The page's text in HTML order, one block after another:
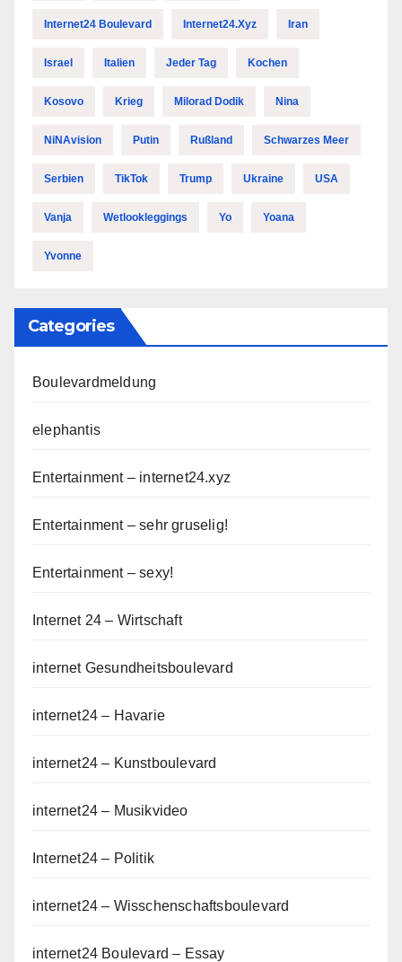
Internet24 Boulevard Internet24.xyz Iran
Israel Italien Jeder Tag Kochen
Kosovo Krieg Milorad Dodik Nina
NiNAvision Putin Rußland Schwarzes Meer
Serbien TikTok Trump Ukraine USA
Vanja Wetlookleggings Yo Yoana
Yvonne
Categories
Boulevardmeldung
elephantis
Entertainment – internet24.xyz
Entertainment – sehr gruselig!
Entertainment – sexy!
Internet 24 – Wirtschaft
internet Gesundheitsboulevard
internet24 – Havarie
internet24 – Kunstboulevard
internet24 – Musikvideo
Internet24 – Politik
internet24 – Wisschenschaftsboulevard
internet24 Boulevard – Essay